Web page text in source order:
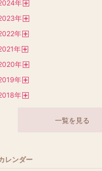
年
年
年
年
年
年
年
一覧を見る
レンダー